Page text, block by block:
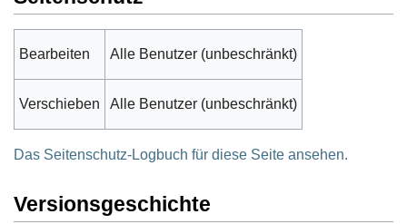
Bearbeiten Alle Benutzer (unbeschränkt)
Verschieben Alle Benutzer (unbeschränkt)
Das Seitenschutz-Logbuch für diese Seite ansehen.
Versionsgeschichte